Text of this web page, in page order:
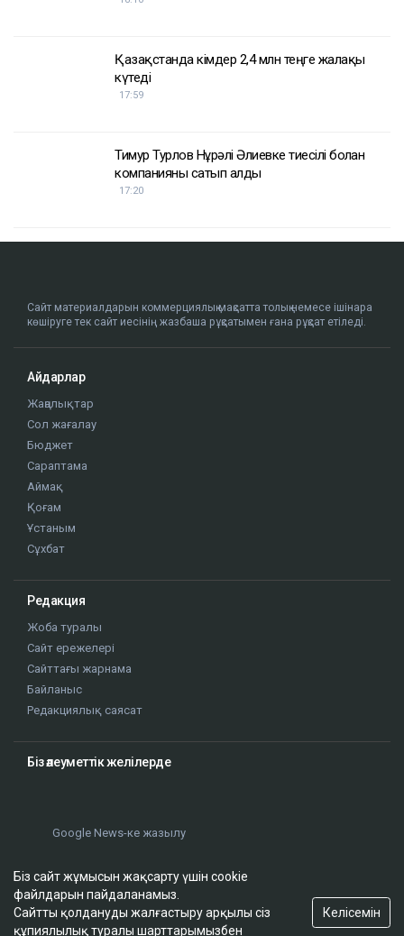
Қазақстанда кімдер 2,4 млн теңге жалақы
күтеді
17:59
Тимур Турлов Нұрәлі Әлиевке тиесілі болған
компанияны сатып алды
17:20
Сайт материалдарын коммерциялық мақсатта толық немесе ішінара
Айдарлар
Редакция
Біз әлеуметтік желілерде
Біз сайт жұмысын жақсарту үшін cookie
файлдарын пайдаланамыз.
Сайтты қолдануды жалғастыру арқылы сіз
құпиялылық туралы шарттарымызбен
Келісемін